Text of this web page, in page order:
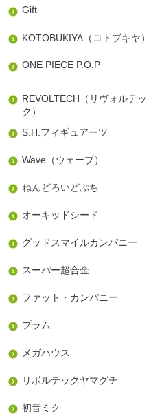
Gift
KOTOBUKIYA（コトブキヤ）
ONE PIECE P.O.P
REVOLTECH（リヴォルテッ
ク）
S.H.フィギュアーツ
Wave（ウェーブ）
ねんどろいどぷち
オーキッドシード
グッドスマイルカンパニー
スーパー超合金
ファット・カンパニー
プラム
メガハウス
リボルテックヤマグチ
初音ミク